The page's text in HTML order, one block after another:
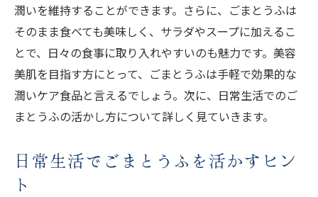
潤いを維持することができます。さらに、ごまとうふは
そのまま食べても美味しく、サラダやスープに加えるこ
とで、日々の食事に取り入れやすいのも魅力です。美容
美肌を目指す方にとって、ごまとうふは手軽で効果的な
潤いケア食品と言えるでしょう。次に、日常生活でのご
まとうふの活かし方について詳しく見ていきます。
日常生活でごまとうふを活かすヒン
ト